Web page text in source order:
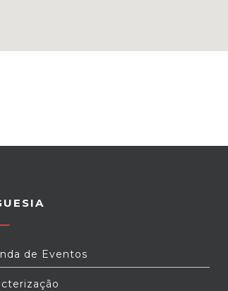
de Eventos